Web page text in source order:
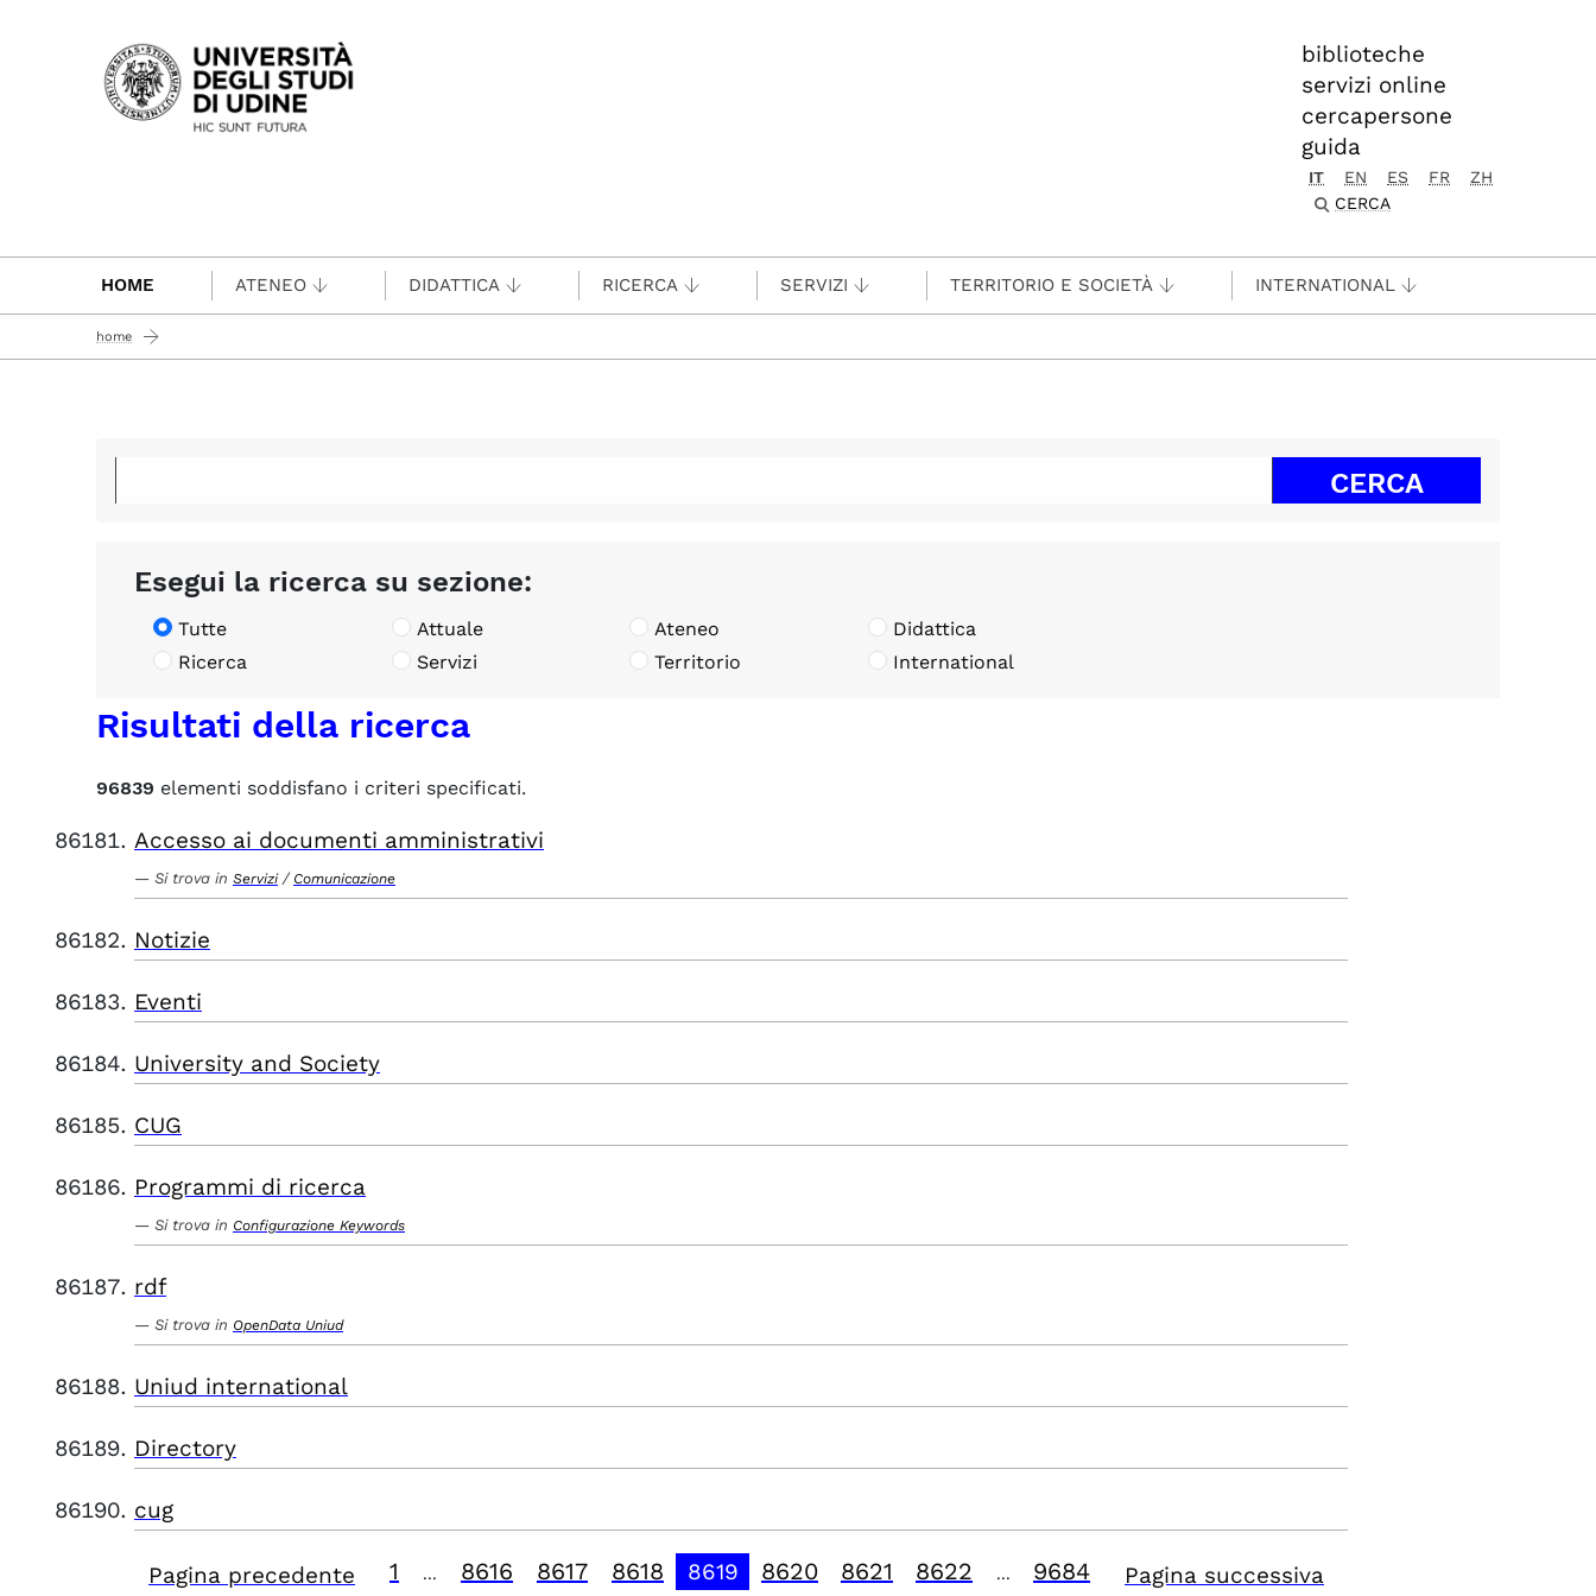
Passa al contenuto principale
biblioteche
servizi online
cercapersone
guida
IT EN ES FR
ZH
CERCA
HOME ATENEO DIDATTICA RICERCA SERVIZI TERRITORIO E SOCIETÀ INTERNATIONAL
home
Esegui la ricerca su sezione:
Tutte Attuale Ateneo
Didattica
Ricerca
Servizi Territorio International
Risultati della ricerca
96839 elementi soddisfano i criteri specificati.
Accesso ai documenti amministrativi
Si trova in Servizi / Comunicazione
Notizie
Eventi
University and Society
CUG
Programmi di ricerca
Si trova in Configurazione Keywords
rdf
Si trova in OpenData Uniud
Uniud international
Directory
cug
Pagina precedente 1 8616 8617 8618 8619 8620 8621 8622 9684 Pagina successiva